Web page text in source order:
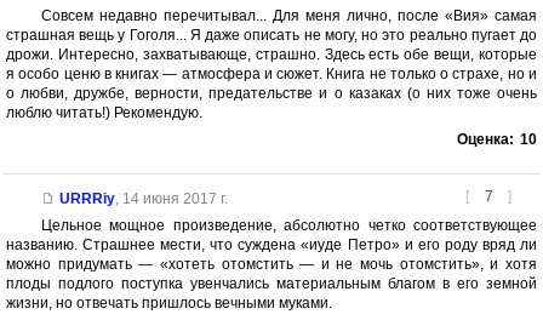
Совсем недавно перечитывал... Для меня лично, после «Вия» самая
страшная вещь у Гоголя... Я даже описать не могу, но это реально пугает до
дрожи. Интересно, захватывающе, страшно. Здесь есть обе вещи, которые
я особо ценю в книгах — атмосфера и сюжет. Книга не только о страхе, но и
о любви, дружбе, верности, предательстве и о казаках (о них тоже очень
люблю читать!) Рекомендую.
Оценка: 10
[ 7 ]
URRRiy, 14 июня 2017 г.
Цельное мощное произведение, абсолютно четко соответствующее
названию. Страшнее мести, что суждена «иуде Петро» и его роду вряд ли
можно придумать — «хотеть отомстить — и не мочь отомстить», и хотя
плоды подлого поступка увенчались материальным благом в его земной
жизни, но отвечать пришлось вечными муками.